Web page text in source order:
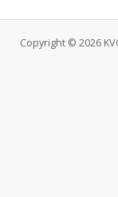
Copyright © 2026